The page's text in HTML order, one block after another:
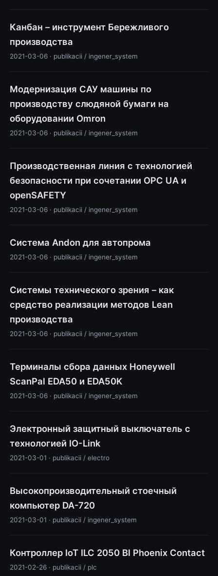
Канбан – инструмент Бережливого
производства
2021-03-06 · publikacii / ingener_system
Модернизация САУ машины по
производству слюдяной бумаги на
оборудовании Omron
2021-03-06 · publikacii / ingener_system
Производственная линия с технологией
безопасности при сочетании OPC UA и
openSAFETY
2021-03-06 · publikacii / ingener_system
Система Andon для автопрома
2021-03-06 · publikacii / ingener_system
Системы технического зрения – как
средство реализации методов Lean
производства
2021-03-06 · publikacii / ingener_system
Терминалы сбора данных Honeywell
ScanPal EDA50 и EDA50K
2021-03-06 · publikacii / ingener_system
Электронный защитный выключатель с
технологией IO-Link
2021-03-01 · publikacii / electro
Высокопроизводительный стоечный
компьютер DA-720
2021-03-01 · publikacii / ingener_system
Контроллер IoT ILC 2050 BI Phoenix Contact
2021-02-26 · publikacii / plc